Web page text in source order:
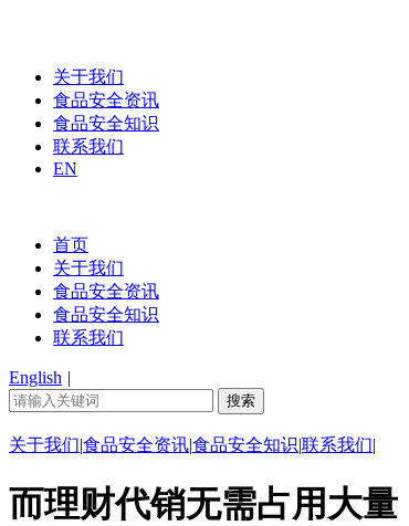
关于我们
食品安全资讯
食品安全知识
联系我们
EN
首页
关于我们
食品安全资讯
食品安全知识
联系我们
English |
关于我们|食品安全资讯|食品安全知识|联系我们|
而理财代销无需占用大量